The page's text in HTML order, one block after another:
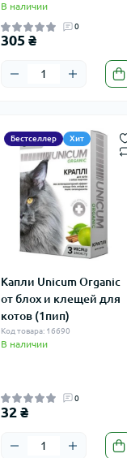
В наличии
0
305 ₴
Бестселлер Хит
Капли Unicum Organic
от блох и клещей для
котов (1пип)
Код товара: 16690
В наличии
0
32 ₴